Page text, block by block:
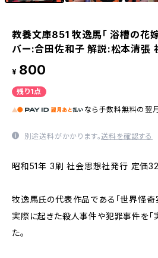
教養文庫851 牧逸馬「 浴槽の花
バー:合田佐和子 解説:松本清張
¥ 800
残り1点
なら 手数料無料の 翌
別途送料がかかります。送料を確認する
昭和51年 3刷 社会思想社発行 定価
牧逸馬氏の代表作品である「世界怪奇
実際に起きた殺人事件や犯罪事件を「
た。